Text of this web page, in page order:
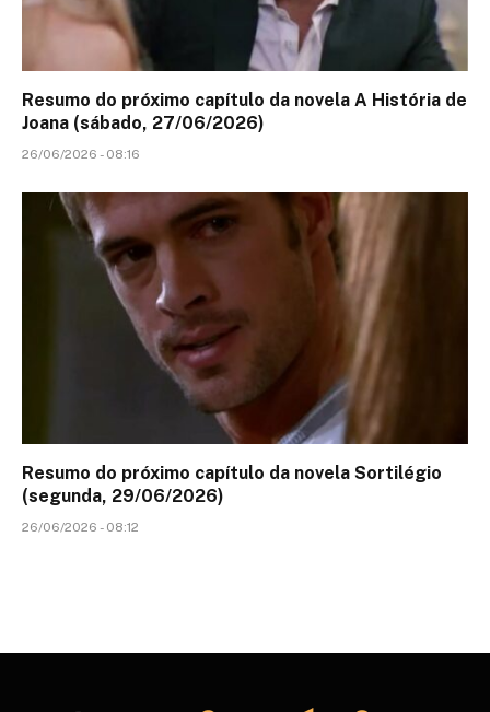
Resumo do próximo capítulo da novela A História de
Joana (sábado, 27/06/2026)
26/06/2026 - 08:16
Resumo do próximo capítulo da novela Sortilégio
(segunda, 29/06/2026)
26/06/2026 - 08:12